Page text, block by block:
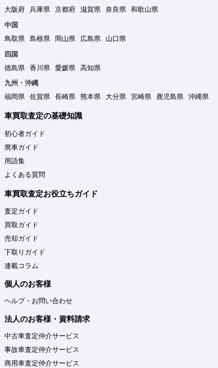
大阪府
兵庫県 京都府 滋賀県 奈良県
和歌山県
中国
鳥取県
島根県 岡山県 広島県
山口県
四国
徳島県
香川県 愛媛県
高知県
九州・沖縄
福岡県
佐賀県 長崎県 熊本県 大分県 宮崎県 鹿児島県 沖縄県
車買取査定の基礎知識
初心者ガイド
廃車ガイド
用語集
よくある質問
車買取査定お役立ちガイド
査定ガイド
買取ガイド
売却ガイド
下取りガイド
連載コラム
個人のお客様
ヘルプ・お問い合わせ
法人のお客様・資料請求
中古車査定仲介サービス
事故車査定仲介サービス
商用車査定仲介サービス